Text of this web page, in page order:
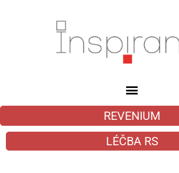
REVENIUM
LÉČBA RS